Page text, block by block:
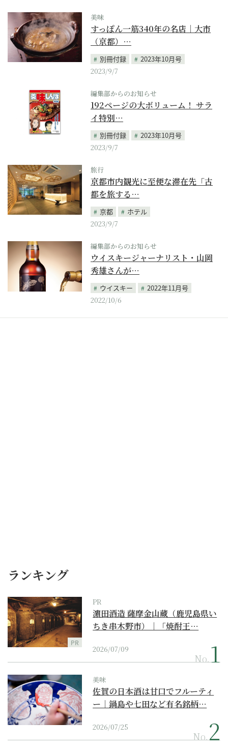
美味
すっぽん一筋340年の名店｜大市
（京都）…
別冊付録
2023年10月号
2023/9/7
編集部からのお知らせ
192ページの大ボリューム！ サラ
イ特別…
別冊付録
2023年10月号
2023/9/7
旅行
京都市内観光に至便な滞在先「古
都を旅する…
京都
ホテル
2023/9/7
編集部からのお知らせ
ウイスキージャーナリスト・山岡
秀雄さんが…
ウイスキー
2022年11月号
2022/10/6
ランキング
PR
PR
濵田酒造 薩摩金山蔵（鹿児島県い
ちき串木野市）｜「焼酎王…
2026/07/09
No.
美味
佐賀の日本酒は甘口でフルーティ
ー｜鍋島や七田など有名銘柄…
2026/07/25
No.